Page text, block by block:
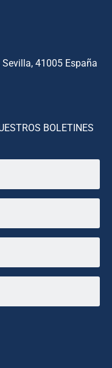
Sevilla, 41005 España
BOLETINES